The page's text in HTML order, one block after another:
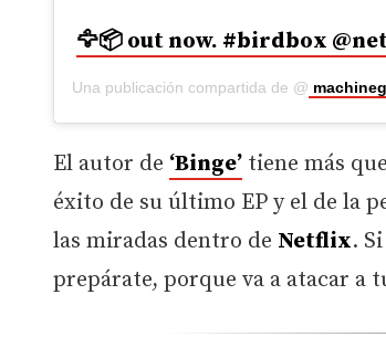
🦅📦 out now. #birdbox
Una publicación compartida de @
El autor de ‘Binge’ tiene más
éxito de su último EP y el de la
las miradas dentro de Netflix.
prepárate, porque va a atacar a